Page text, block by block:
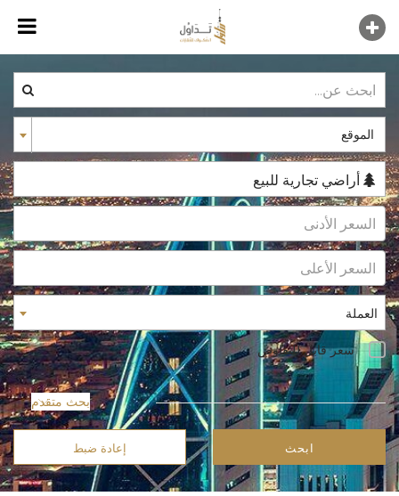
الموقع
أراضي تجارية للبيع
العملة
سعر قابل للتفاوض
بحث متقدم
ابحث إعادة ضبط